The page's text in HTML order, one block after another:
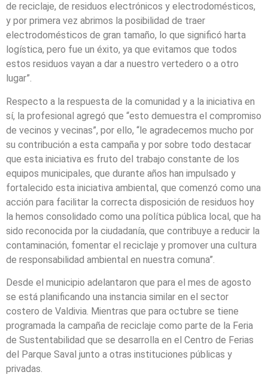
de reciclaje, de residuos electrónicos y electrodomésticos,
y por primera vez abrimos la posibilidad de traer
electrodomésticos de gran tamaño, lo que significó harta
logística, pero fue un éxito, ya que evitamos que todos
estos residuos vayan a dar a nuestro vertedero o a otro
lugar”.
Respecto a la respuesta de la comunidad y a la iniciativa en
sí, la profesional agregó que “esto demuestra el compromiso
de vecinos y vecinas”, por ello, “le agradecemos mucho por
su contribución a esta campaña y por sobre todo destacar
que esta iniciativa es fruto del trabajo constante de los
equipos municipales, que durante años han impulsado y
fortalecido esta iniciativa ambiental, que comenzó como una
acción para facilitar la correcta disposición de residuos hoy
la hemos consolidado como una política pública local, que ha
sido reconocida por la ciudadanía, que contribuye a reducir la
contaminación, fomentar el reciclaje y promover una cultura
de responsabilidad ambiental en nuestra comuna”.
Desde el municipio adelantaron que para el mes de agosto
se está planificando una instancia similar en el sector
costero de Valdivia. Mientras que para octubre se tiene
programada la campaña de reciclaje como parte de la Feria
de Sustentabilidad que se desarrolla en el Centro de Ferias
del Parque Saval junto a otras instituciones públicas y
privadas.